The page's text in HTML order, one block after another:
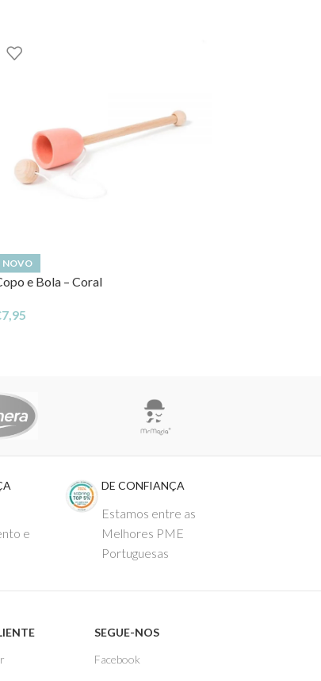
NOVO
e Bola – Coral
7,95
e
DE CONFIANÇA
Estamos entre as
Melhores PME
Portuguesas
SEGUE-NOS
Facebook